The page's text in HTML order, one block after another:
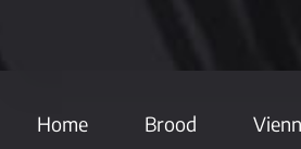
Home Brood